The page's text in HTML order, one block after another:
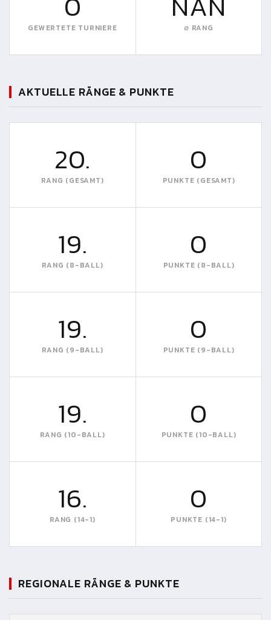
GEWERTETE TURNIERE ∅ RANG
AKTUELLE RÄNGE & PUNKTE
20.
RANG (GESAMT)
0
PUNKTE (GESAMT)
19.
RANG (8-BALL)
0
PUNKTE (8-BALL)
19.
RANG (9-BALL)
0
PUNKTE (9-BALL)
19.
RANG (10-BALL)
0
PUNKTE (10-BALL)
16.
RANG (14-1)
0
PUNKTE (14-1)
REGIONALE RÄNGE & PUNKTE